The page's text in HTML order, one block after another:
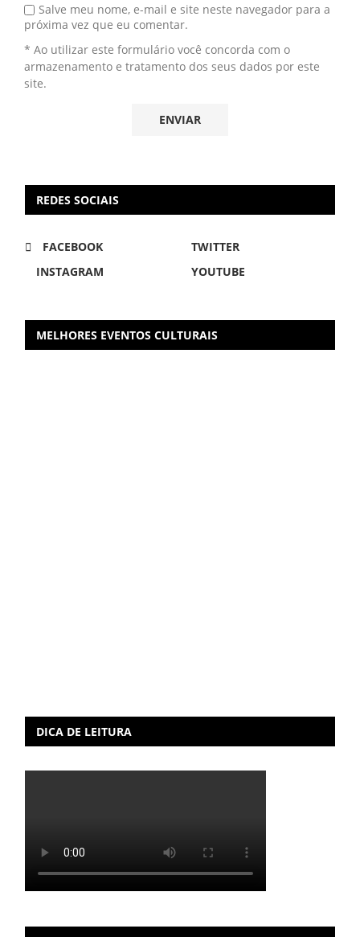
Salve meu nome, e-mail e site neste navegador para a
próxima vez que eu comentar.
* Ao utilizar este formulário você concorda com o
armazenamento e tratamento dos seus dados por este
site.
REDES SOCIAIS
FACEBOOK
TWITTER
INSTAGRAM
YOUTUBE
MELHORES EVENTOS CULTURAIS
DICA DE LEITURA